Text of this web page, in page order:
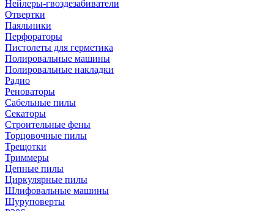
Нейлеры-гвоздезабиватели
Отвертки
Паяльники
Перфораторы
Пистолеты для герметика
Полировальные машины
Полировальные накладки
Радио
Реноваторы
Сабельные пилы
Секаторы
Строительные фены
Торцовочные пилы
Трещотки
Триммеры
Цепные пилы
Циркулярные пилы
Шлифовальные машины
Шуруповерты